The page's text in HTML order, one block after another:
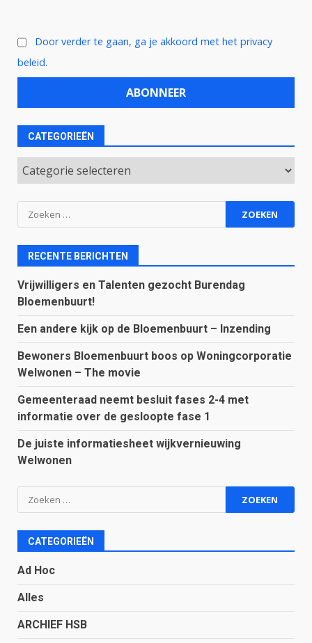
Door verder te gaan, ga je akkoord met het privacy
beleid.
CATEGORIEËN
Categorieën
Zoeken
naar:
RECENTE BERICHTEN
Vrijwilligers en Talenten gezocht Burendag
Bloemenbuurt!
Een andere kijk op de Bloemenbuurt – Inzending
Bewoners Bloemenbuurt boos op Woningcorporatie
Welwonen – The movie
Gemeenteraad neemt besluit fases 2-4 met
informatie over de gesloopte fase 1
De juiste informatiesheet wijkvernieuwing
Welwonen
Zoeken
naar:
CATEGORIEËN
Ad Hoc
Alles
ARCHIEF HSB